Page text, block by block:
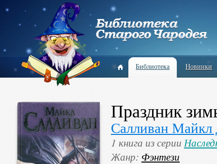
Библиотека Новинки
Праздник
Салливан
1 книга из серии
Жанр: Фэнтези